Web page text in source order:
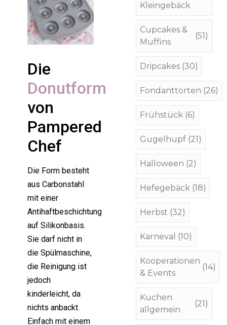
Die
Donutform
von
Pampered
Chef
Die Form besteht
aus Carbonstahl
mit einer
Antihaftbeschichtung
auf Silikonbasis.
Sie darf nicht in
die Spülmaschine,
die Reinigung ist
jedoch
kinderleicht, da
nichts anbackt.
Einfach mit einem
Kleingebäck
Cupcakes &
Muffins
(51)
Dripcakes (30)
Fondanttorten (26)
Frühstück (6)
Gugelhupf (21)
Halloween (2)
Hefegebäck (18)
Herbst (32)
Karneval (10)
Kooperationen
& Events
(14)
Kuchen
allgemein
(21)